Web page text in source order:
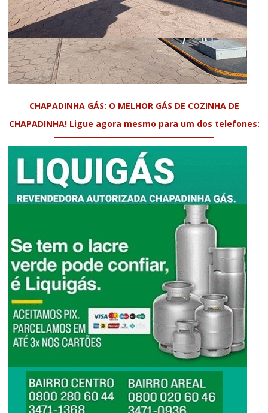
CHAPADINHA GÁS: O MELHOR GÁS DE COZINHA DE
CHAPADINHA! Ligue agora mesmo para um dos telefones: